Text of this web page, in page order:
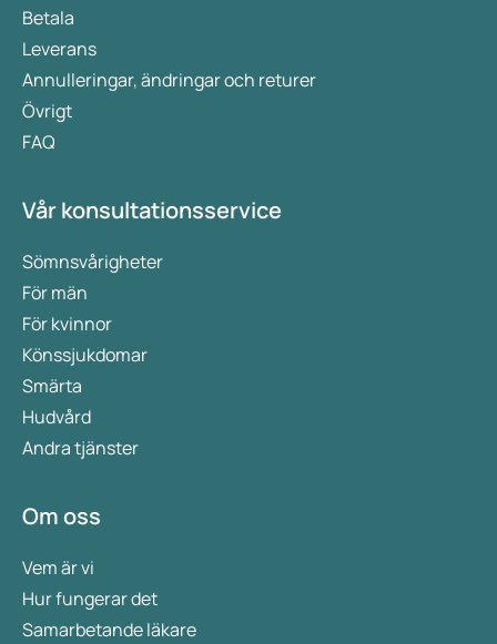
Betala
Leverans
Annulleringar, ändringar och returer
Övrigt
FAQ
Vår konsultationsservice
Sömnsvårigheter
För män
För kvinnor
Könssjukdomar
Smärta
Hudvård
Andra tjänster
Om oss
Vem är vi
Hur fungerar det
Samarbetande läkare